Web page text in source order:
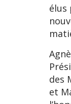
élus
des
et